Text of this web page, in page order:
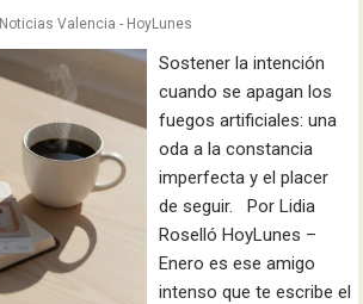
Noticias Valencia - HoyLunes
Sostener la intención
cuando se apagan los
fuegos artificiales: una
oda a la constancia
imperfecta y el placer
de seguir. Por Lidia
Roselló HoyLunes –
Enero es ese amigo
intenso que te escribe el